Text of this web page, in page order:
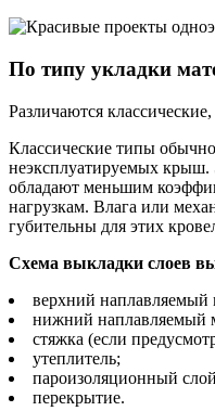
По типу укладки
Различаются
Классические типы
неэксплуатируемых крыш.
обладают меньшим
нагрузкам. Влага или
губительны для этих
Схема выкладки слоев
верхний наплавляемый
нижний наплавляемый
стяжка (если
утеплитель;
пароизоляционный
перекрытие.